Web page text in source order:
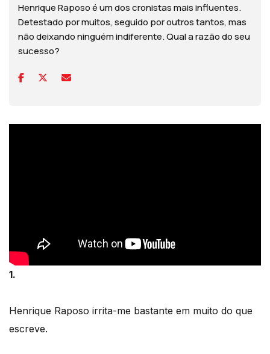
Henrique Raposo é um dos cronistas mais influentes.
Detestado por muitos, seguido por outros tantos, mas
não deixando ninguém indiferente. Qual a razão do seu
sucesso?
1.
Henrique Raposo irrita-me bastante em muito do que
escreve.